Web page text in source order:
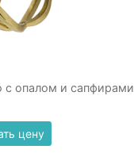
с опалом и сапфирами
цену